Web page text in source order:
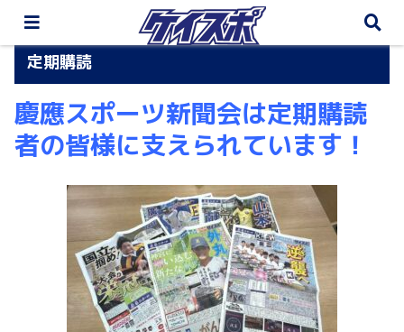
定期購読
慶應スポーツ新聞会は定期購読
者の皆様に支えられています！